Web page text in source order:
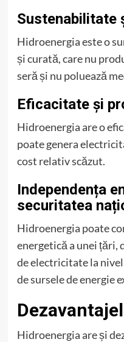
Sustenabilitate
Hidroenergia este o
și curată, care nu
seră și nu poluează
Eficacitate și
Hidroenergia are o
poate genera
cost relativ scăzut.
Independența
securitatea
Hidroenergia poate
energetică a unei țări,
de electricitate la
de sursele de energie
Hidroenergia are și